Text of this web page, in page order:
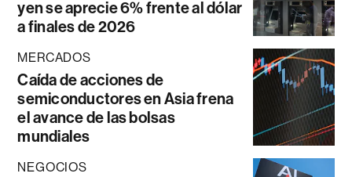
yen se aprecie 6% frente al dólar
a finales de 2026
MERCADOS
Caída de acciones de
semiconductores en Asia frena
el avance de las bolsas
mundiales
NEGOCIOS